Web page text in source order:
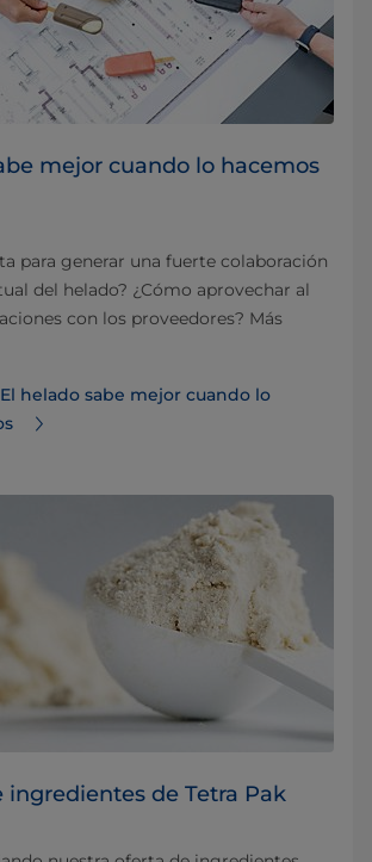
mejor cuando lo hacemos
para generar una fuerte colaboración
del helado? ¿Cómo aprovechar al
con los proveedores? Más
helado sabe mejor cuando lo
ingredientes de Tetra Pak